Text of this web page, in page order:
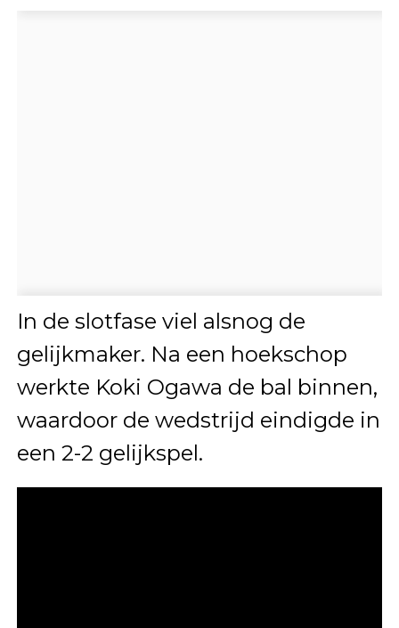
In de slotfase viel alsnog de
gelijkmaker. Na een hoekschop
werkte Koki Ogawa de bal binnen,
waardoor de wedstrijd eindigde in
een 2-2 gelijkspel.